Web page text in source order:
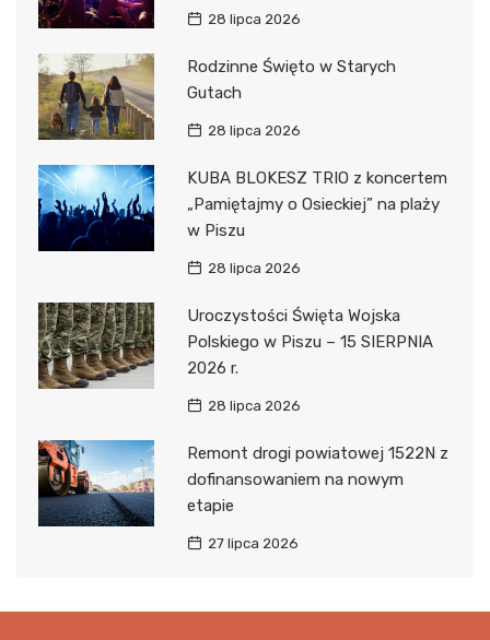
28 lipca 2026
Rodzinne Święto w Starych
Gutach
28 lipca 2026
KUBA BLOKESZ TRIO z koncertem
„Pamiętajmy o Osieckiej” na plaży
w Piszu
28 lipca 2026
Uroczystości Święta Wojska
Polskiego w Piszu – 15 SIERPNIA
2026 r.
28 lipca 2026
Remont drogi powiatowej 1522N z
dofinansowaniem na nowym
etapie
27 lipca 2026